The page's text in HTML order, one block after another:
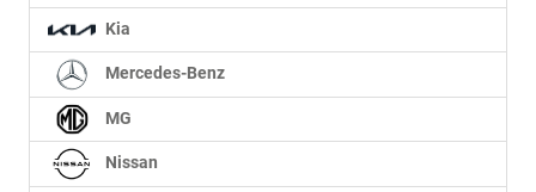
Kia
Mercedes-Benz
MG
Nissan